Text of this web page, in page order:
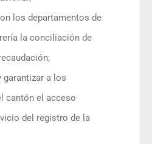
los departamentos de
la conciliación de
garantizar a los
cantón el acceso
del registro de la